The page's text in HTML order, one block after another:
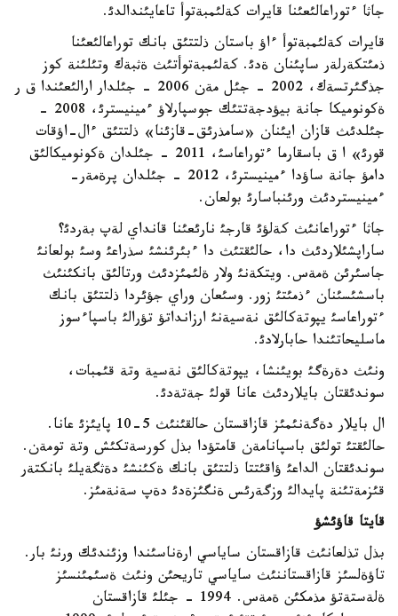
جاثا ءتوراعالئعئنا قايرات كةلئمبةتوأ تاعايئندالدئ.
قايرات كةلئمبةتوأ ءاؤ باستان ذلتتئق بانك توراعالئعئنا
ذمئتكةرلةر ساپئنان ةدئ. كةلئمبةتوأتئث ةثبةك وتئلئنة كوز
جذگئرتسةك، 2002 - جئل مةن 2006 - جئلدار ارالئعئندا ق ر
ةكونوميكا جانة بيؤدجةتتئك جوسپارلاؤ ءمينيسترئ، 2008 -
جئلدئث قازان ايئنان «سامذرئق-قازئنا» ذلتتئق ءال-اؤقات
قورئ» ا ق باسقارما ءتوراعاسئ، 2011 - جئلدان ةكونوميكالئق
دامؤ جانة ساؤدا ءمينيسترئ، 2012 - جئلدان پرةمةر-
ءمينيستردئث ورئنباسارئ بولعان.
جاثا ءتوراعانئث كةلؤئ قارجئ نارئعئنا قانداي لةپ بةردئ؟
ساراپشئلاردئث دا، حالئقتئث دا ءبئرئنشئ سذراعئ وسئ بولعانئ
جاسئرئن ةمةس. ويتكةنئ ولار ةلئمئزدئث ورتالئق بانكئنئث
باسشئسئنان ءذمئتئ زور. وسئعان وراي جؤئردا ذلتتئق بانك
ءتوراعاسئ يپوتةكالئق نةسيةنئ ارزانداتؤ تؤرالئ باسپاءسوز
ماسليحاتئندا حابارلادئ.
ونئث دةرةگئ بويئنشا، يپوتةكالئق نةسية وتة قئمبات،
سوندئقتان بايلاردئث عانا قولئ جةتةدئ.
ال بايلار دةگةنئمئز قازاقستان حالقئنئث 5-10 پايئزئ عانا.
حالئقتئ تولئق باسپانامةن قامتؤدا بذل كورسةتكئش وتة تومةن.
سوندئقتان الداعئ ؤاقئتتا ذلتتئق بانك ةكئنشئ دةثگةيلئ بانكتةر
قئزمةتئنة پايدالئ وزگةرئس ةنگئزةدئ دةپ سةنةمئز.
قايتا قاؤئشؤ
بذل تذلعانئث قازاقستان ساياسي ارةناسئندا وزئندئك ورنئ بار.
تاؤةلسئز قازاقستاننئث ساياسي تاريحئن ونئث ةسئمئنسئز
ةلةستةتؤ مذمكئن ةمةس. 1994 - جئلئ قازاقستان